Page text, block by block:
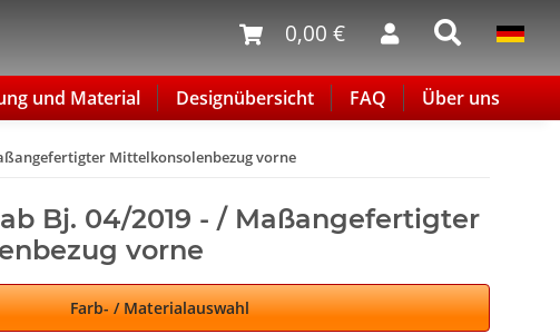
0,00 €
und Material Designübersicht FAQ Über uns
Mittelkonsolenbezug vorne
ab Bj. 04/2019 - / Maßangefertigter
vorne
Farb- / Materialauswahl